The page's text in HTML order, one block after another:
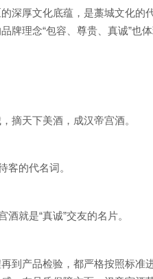
深厚文化底蕴，是藁城文化的
牌理念“包容、尊贵、真诚”也
摘天下美酒，成汉帝宫酒。
客的代名词。
就是“真诚”交友的名片。
到产品检验，都严格按照标准